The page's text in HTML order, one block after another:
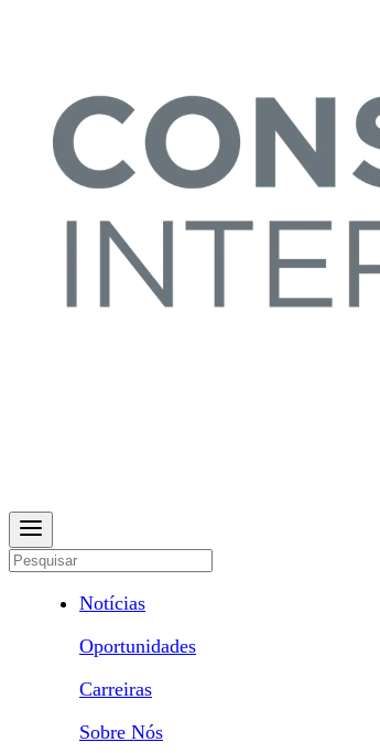
Notícias
Oportunidades
Carreiras
Sobre Nós